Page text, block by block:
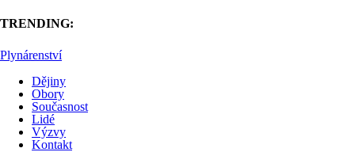
TRENDING:
Plynárenství
Dějiny
Obory
Současnost
Lidé
Výzvy
Kontakt